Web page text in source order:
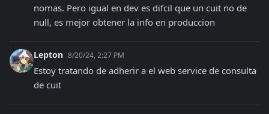
nomas. Pero igual en dev es difcil que un cuit no de
null, es mejor obtener la info en produccion
Lepton 8/20/24, 2:27 PM
Estoy tratando de adherir a el web service de consulta
de cuit